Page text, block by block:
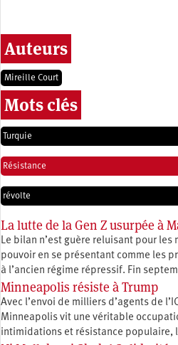
Auteurs
Mireille Court
Mots clés
Turquie
Résistance
révolte
La lutte de la Gen Z usurpée à
Le bilan n’est guère reluisant pour
pouvoir en se présentant comme les
à l’ancien régime répressif. Fin
Minneapolis résiste à Trump
Avec l’envoi de milliers d’agents de
Minneapolis vit une véritable
intimidations et résistance populaire,